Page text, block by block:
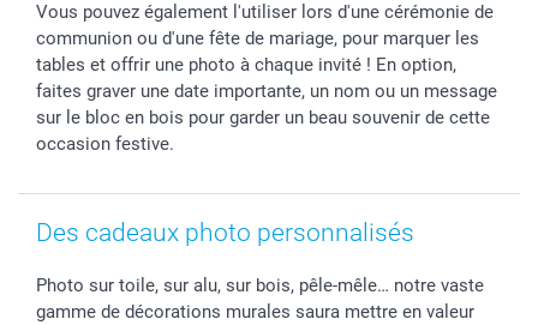
Tous les évènements
Statut de ma commande
smarfriends
smartgarantie
smartbonus
Vous pouvez également l'utiliser lors d'une cérémonie de
communion ou d'une fête de mariage, pour marquer les
tables et offrir une photo à chaque invité ! En option,
faites graver une date importante, un nom ou un message
sur le bloc en bois pour garder un beau souvenir de cette
occasion festive.
Des cadeaux photo personnalisés
Photo sur toile, sur alu, sur bois, pêle-mêle… notre vaste
gamme de décorations murales saura mettre en valeur